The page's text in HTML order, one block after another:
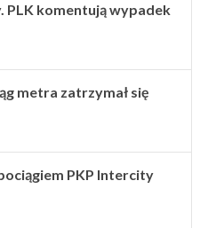
PLK komentują wypadek
metra zatrzymał się
PKP Intercity